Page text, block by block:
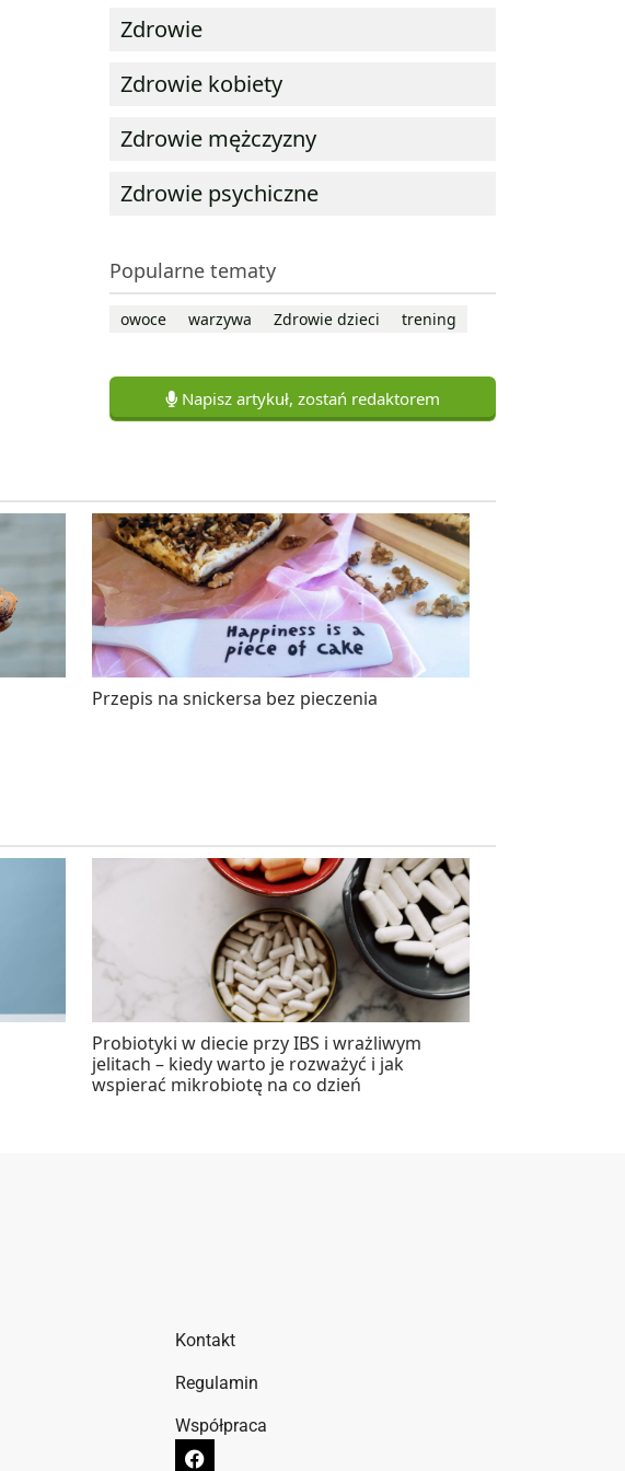
Zdrowie
Zdrowie kobiety
Zdrowie mężczyzny
Zdrowie psychiczne
Popularne tematy
owoce warzywa Zdrowie dzieci trening
Napisz artykuł, zostań redaktorem
Przepis na snickersa bez pieczenia
Probiotyki w diecie przy IBS i wrażliwym
jelitach – kiedy warto je rozważyć i jak
wspierać mikrobiotę na co dzień
Kontakt
Regulamin
Współpraca